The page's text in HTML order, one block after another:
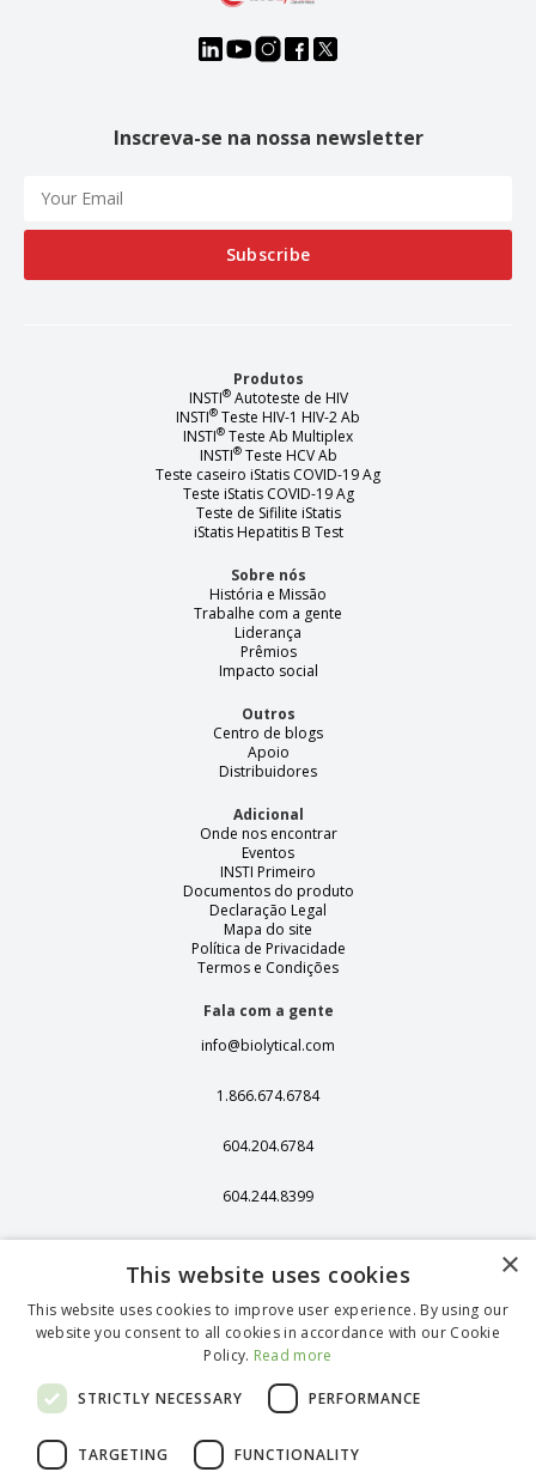
Inscreva-se na nossa newsletter
Produtos
INSTI®Autoteste de HIV
INSTI® Teste HIV-1 HIV-2 Ab
INSTI® Teste Ab Multiplex
INSTI®Teste HCV Ab
Teste caseiro iStatis COVID-19 Ag
Teste iStatis COVID-19 Ag
Teste de Sifilite iStatis
iStatis Hepatitis B Test
Sobre nós
História e Missão
Trabalhe com a gente
Liderança
Prêmios
Impacto social
Outros
Centro de blogs
Apoio
Distribuidores
Adicional
Onde nos encontrar
Eventos
INSTI Primeiro
Documentos do produto
Declaração Legal
Mapa do site
Política de Privacidade
Termos e Condições
Fala com a gente
info@biolytical.com
1.866.674.6784
604.204.6784
604.244.8399
406 - 13251 Delf
Richmond, BC,
Canadá, V6V 2A2
1375 Stonegate
98248
×
This website uses cookies
This website uses cookies to improve user experience. By using our
website you consent to all cookies in accordance with our Cookie
Policy. Read more
STRICTLY NECESSARY PERFORMANCE
TARGETING FUNCTIONALITY